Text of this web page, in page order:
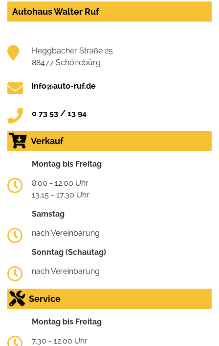
Autohaus Walter Ruf
Heggbacher Straße 25
88477 Schönebürg
info@auto-ruf.de
0 73 53 / 13 94
Verkauf
Montag bis Freitag
8.00 - 12.00 Uhr
13.15 - 17.30 Uhr
Samstag
nach Vereinbarung
Sonntag (Schautag)
nach Vereinbarung
Service
Montag bis Freitag
7.30 - 12.00 Uhr